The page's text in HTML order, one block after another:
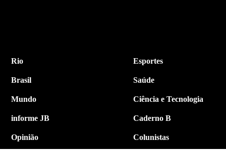
Rio
Brasil
Mundo
informe JB
Opinião
Esportes
Saúde
Ciência e Tecnologia
Caderno B
Colunistas